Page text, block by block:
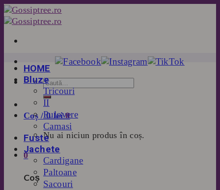
Skip
to
Coș /0lei 0
Nu ai niciun produs în coș.
0
Coș
HOME
Bluze
Tricouri
II
Pulovere
Camasi
Fuste
Jachete
Cardigane
Paltoane
Sacouri